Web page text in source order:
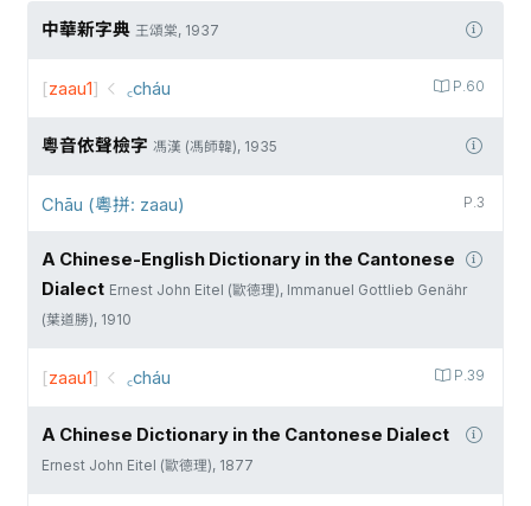
中華新字典 王頌棠, 1937
P.60
[zaau1] ꜀cháu
粵音依聲檢字 馮漢 (馮師韓), 1935
P.3
Chāu (粵拼: zaau)
A Chinese-English Dictionary in the Cantonese
Dialect Ernest John Eitel (歐德理), Immanuel Gottlieb Genähr
(葉道勝), 1910
P.39
[zaau1] ꜀cháu
A Chinese Dictionary in the Cantonese Dialect
Ernest John Eitel (歐德理), 1877